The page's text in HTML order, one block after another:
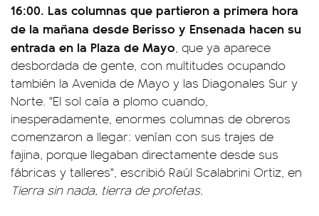
16:00. Las columnas que partieron a primera hora
de la mañana desde Berisso y Ensenada hacen su
entrada en la Plaza de Mayo, que ya aparece
desbordada de gente, con multitudes ocupando
también la Avenida de Mayo y las Diagonales Sur y
Norte. "El sol caía a plomo cuando,
inesperadamente, enormes columnas de obreros
comenzaron a llegar: venían con sus trajes de
fajina, porque llegaban directamente desde sus
fábricas y talleres", escribió Raúl Scalabrini Ortiz, en
Tierra sin nada, tierra de profetas.